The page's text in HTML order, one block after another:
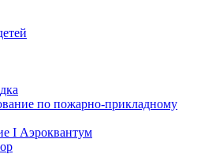
по пожарно-прикладному
I Аэроквантум